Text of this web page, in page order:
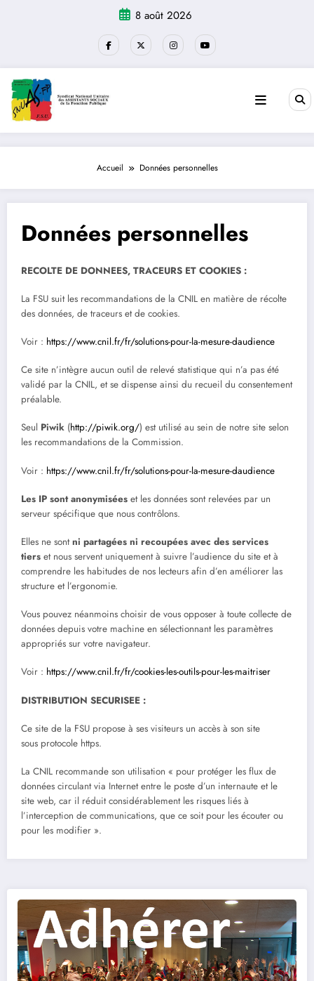
8 août 2026
Accueil Données personnelles
Données personnelles
RECOLTE DE DONNEES, TRACEURS ET COOKIES :
La FSU suit les recommandations de la CNIL en matière de récolte
des données, de traceurs et de cookies.
Voir : https://www.cnil.fr/fr/solutions-pour-la-mesure-daudience
Ce site n’intègre aucun outil de relevé statistique qui n’a pas été
validé par la CNIL, et se dispense ainsi du recueil du consentement
préalable.
Seul Piwik (http://piwik.org/) est utilisé au sein de notre site selon
les recommandations de la Commission.
Voir : https://www.cnil.fr/fr/solutions-pour-la-mesure-daudience
Les IP sont anonymisées et les données sont relevées par un
serveur spécifique que nous contrôlons.
Elles ne sontni partagées ni recoupées avec des services
tiers et nous servent uniquement à suivre l’audience du site et à
comprendre les habitudes de nos lecteurs afin d’en améliorer las
structure et l’ergonomie.
Vous pouvez néanmoins choisir de vous opposer à toute collecte de
données depuis votre machine en sélectionnant les paramètres
appropriés sur votre navigateur.
Voir : https://www.cnil.fr/fr/cookies-les-outils-pour-les-maitriser
DISTRIBUTION SECURISEE :
Ce site de la FSU propose à ses visiteurs un accès à son site
sous protocole https.
La CNIL recommande son utilisation « pour protéger les flux de
données circulant via Internet entre le poste d’un internaute et le
site web, car il réduit considérablement les risques liés à
l’interception de communications, que ce soit pour les écouter ou
pour les modifier ».